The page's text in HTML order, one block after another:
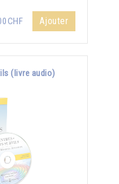
Ajouter
(livre audio)